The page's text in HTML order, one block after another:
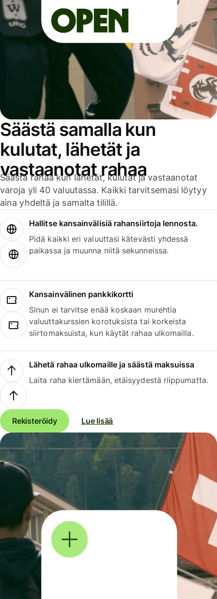
Säästä samalla kun
kulutat, lähetät ja
vastaanotat rahaa
Säästä rahaa kun lähetät, kulutat ja vastaanotat
varoja yli 40 valuutassa. Kaikki tarvitsemasi löytyy
aina yhdeltä ja samalta tilillä.
Hallitse kansainvälisiä rahansiirtoja lennosta.
Pidä kaikki eri valuuttasi kätevästi yhdessä
paikassa ja muunna niitä sekunneissa.
Kansainvälinen pankkikortti
Sinun ei tarvitse enää koskaan murehtia
valuuttakurssien korotuksista tai korkeista
siirtomaksuista, kun käytät rahaa ulkomailla.
Lähetä rahaa ulkomaille ja säästä maksuissa
Laita raha kiertämään, etäisyydestä riippumatta.
Rekisteröidy Lue lisää